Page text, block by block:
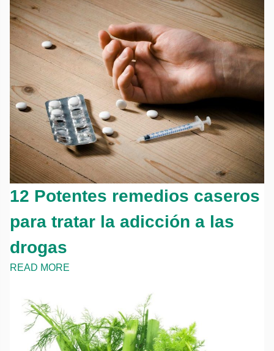
12 Potentes remedios caseros
para tratar la adicción a las
drogas
READ MORE